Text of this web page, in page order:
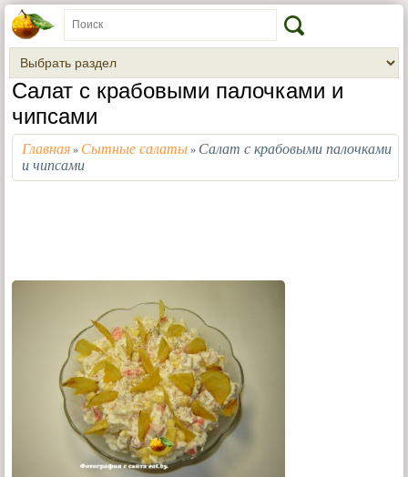
Салат с крабовыми палочками и
чипсами
Главная » Сытные салаты » Салат с крабовыми палочками
и чипсами